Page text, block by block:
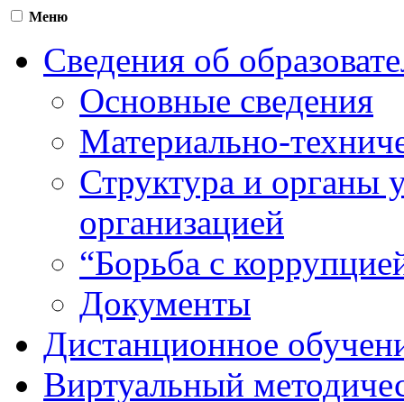
Меню
Сведения об
Основные сведения
Материально-
Структура и органы
организацией
“Борьба с
Документы
Дистанционное
Виртуальный